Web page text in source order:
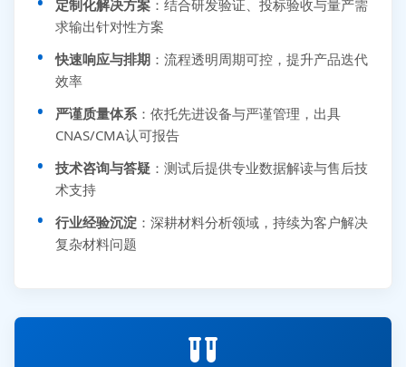
定制化解决方案 ：结合研发验证、投标验收与量产需
求输出针对性方案
快速响应与排期 ：流程透明周期可控，提升产品迭代
效率
严谨质量体系 ：依托先进设备与严谨管理，出具
CNAS/CMA认可报告
技术咨询与答疑 ：测试后提供专业数据解读与售后技
术支持
行业经验沉淀 ：深耕材料分析领域，持续为客户解决
复杂材料问题